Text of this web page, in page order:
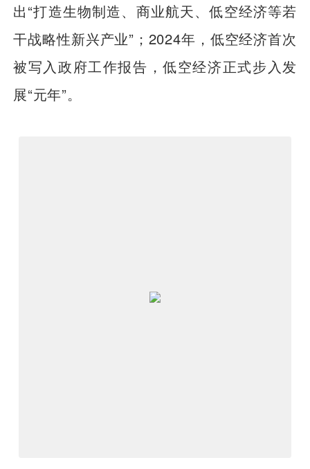
出“打造生物制造、商业航天、低空经济等若
干战略性新兴产业”；2024年，低空经济首次
被写入政府工作报告，低空经济正式步入发
展“元年”。